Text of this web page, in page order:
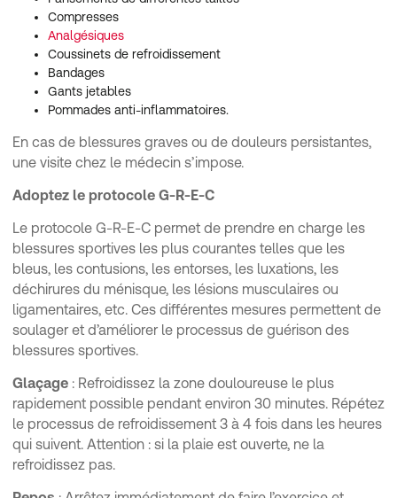
Compresses
Analgésiques
Coussinets de refroidissement
Bandages
Gants jetables
Pommades anti-inflammatoires.
En cas de blessures graves ou de douleurs persistantes,
une visite chez le médecin s’impose.
Adoptez le protocole G-R-E-C
Le protocole G-R-E-C permet de prendre en charge les
blessures sportives les plus courantes telles que les
bleus, les contusions, les entorses, les luxations, les
déchirures du ménisque, les lésions musculaires ou
ligamentaires, etc. Ces différentes mesures permettent de
soulager et d’améliorer le processus de guérison des
blessures sportives.
Glaçage : Refroidissez la zone douloureuse le plus
rapidement possible pendant environ 30 minutes. Répétez
le processus de refroidissement 3 à 4 fois dans les heures
qui suivent. Attention : si la plaie est ouverte, ne la
refroidissez pas.